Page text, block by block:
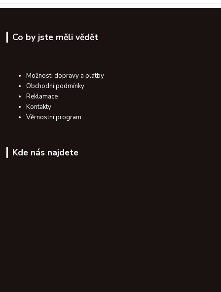
Co by jste měli vědět
Možnosti dopravy a platby
Obchodní podmínky
Reklamace
Kontakty
Věrnostní program
Kde nás najdete